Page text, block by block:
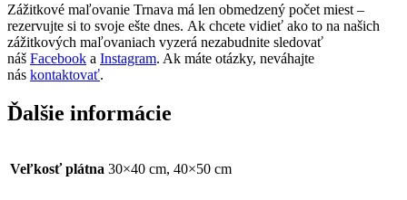
Zážitkové maľovanie Trnava má len obmedzený počet miest –
rezervujte si to svoje ešte dnes. Ak chcete vidieť ako to na našich
zážitkových maľovaniach vyzerá nezabudnite sledovať
náš Facebook a Instagram. Ak máte otázky, neváhajte
nás kontaktovať.
Ďalšie informácie
Veľkosť plátna 30×40 cm, 40×50 cm